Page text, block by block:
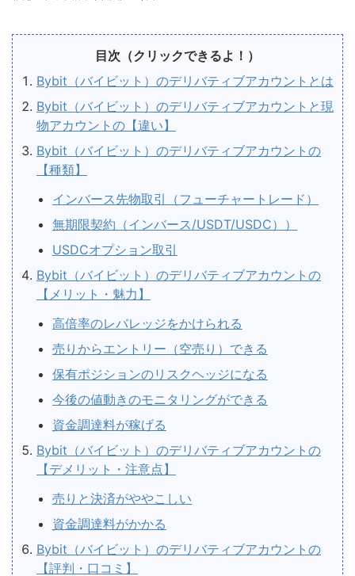
目次（クリックできるよ！）
Bybit（バイビット）のデリバティブアカウントとは
Bybit（バイビット）のデリバティブアカウントと現
物アカウントの【違い】
Bybit（バイビット）のデリバティブアカウントの
【種類】
インバース先物取引（フューチャートレード）
無期限契約（インバース/USDT/USDC））
USDCオプション取引
Bybit（バイビット）のデリバティブアカウントの
【メリット・魅力】
高倍率のレバレッジをかけられる
売りからエントリー（空売り）できる
保有ポジションのリスクヘッジになる
今後の値動きのモニタリングができる
資金調達料が稼げる
Bybit（バイビット）のデリバティブアカウントの
【デメリット・注意点】
売りと決済がややこしい
資金調達料がかかる
Bybit（バイビット）のデリバティブアカウントの
【評判・口コミ】